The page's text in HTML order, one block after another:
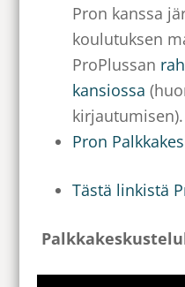
Pron kanssa
koulutuksen
ProPlussan
kansiossa
kirjautumisen).
Pron
Tästä linkistä